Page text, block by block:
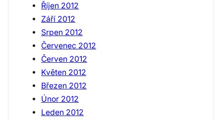
Říjen 2012
Září 2012
Srpen 2012
Červenec 2012
Červen 2012
Květen 2012
Březen 2012
Únor 2012
Leden 2012